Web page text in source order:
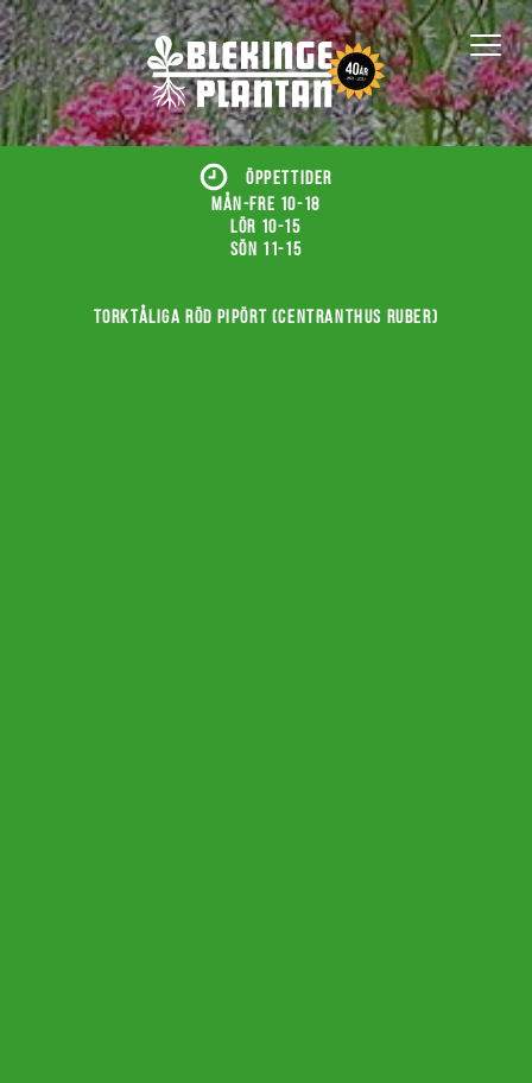
ÖPPETTIDER
Mån-fre 10-18
Lör 10-15
Sön 11-15
Torktåliga röd pipört (Centranthus ruber)